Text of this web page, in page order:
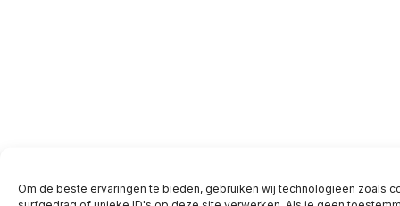
Om de beste ervaringen te bieden, gebruiken wij technologieën zoals